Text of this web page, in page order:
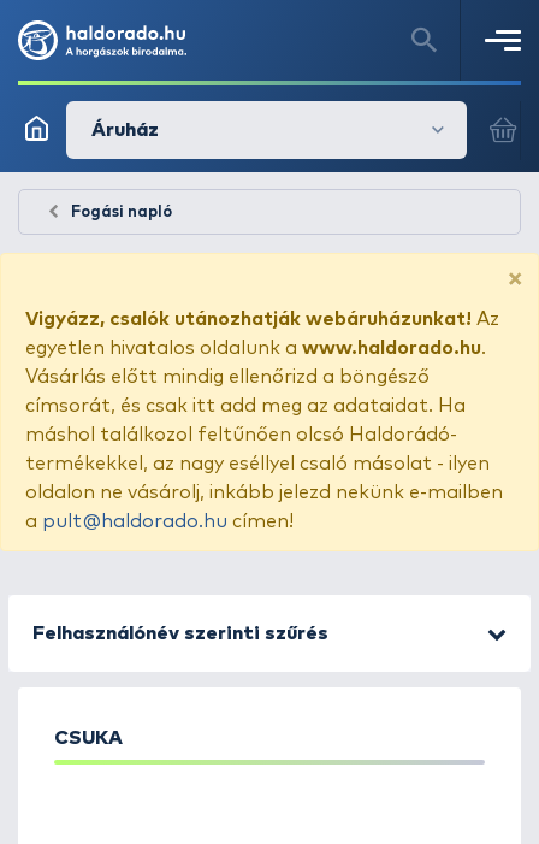
Áruház
Fogási napló
×
Vigyázz, csalók utánozhatják webáruházunkat! Az
egyetlen hivatalos oldalunk a www.haldorado.hu.
Vásárlás előtt mindig ellenőrizd a böngésző
címsorát, és csak itt add meg az adataidat. Ha
máshol találkozol feltűnően olcsó Haldorádó-
termékekkel, az nagy eséllyel csaló másolat - ilyen
oldalon ne vásárolj, inkább jelezd nekünk e-mailben
a pult@haldorado.hu címen!
Felhasználónév szerinti szűrés
CSUKA